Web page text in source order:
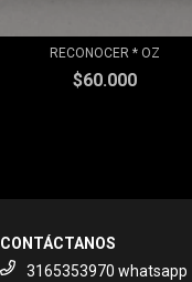
RECONOCER * OZ
$60.000
CONTÁCTANOS
3165353970 whatsapp